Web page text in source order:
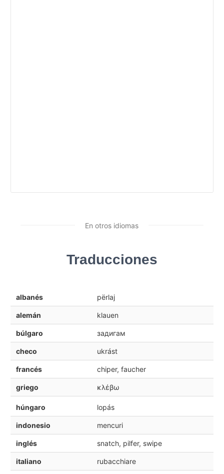
En otros idiomas
Traducciones
albanés përlaj
alemán klauen
búlgaro задигам
checo ukrást
francés chiper, faucher
griego κλέβω
húngaro lopás
indonesio mencuri
inglés snatch, pilfer, swipe
italiano rubacchiare